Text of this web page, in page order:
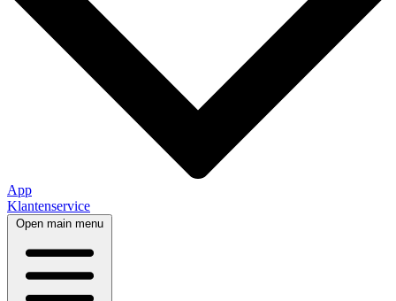
App
Klantenservice
Open main menu